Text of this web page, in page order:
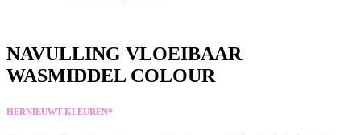
NAVULLING VLOEIBAAR
WASMIDDEL COLOUR
HERNIEUWT KLEUREN*